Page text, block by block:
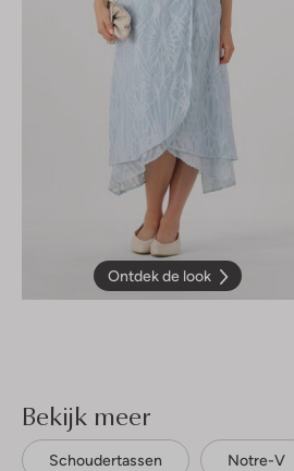
Ontdek de look
Bekijk meer
Schoudertassen Notre-V